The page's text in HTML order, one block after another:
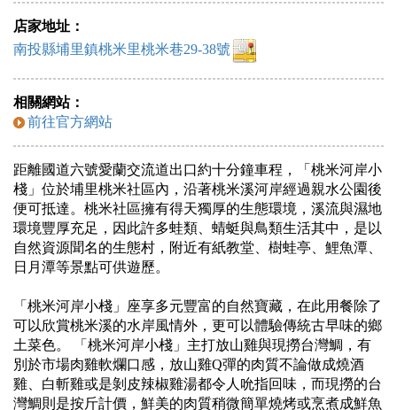
店家地址：
南投縣埔里鎮桃米里桃米巷29-38號
相關網站：
前往官方網站
距離國道六號愛蘭交流道出口約十分鐘車程，「桃米河岸小
棧」位於埔里桃米社區內，沿著桃米溪河岸經過親水公園後
便可抵達。桃米社區擁有得天獨厚的生態環境，溪流與濕地
環境豐厚充足，因此許多蛙類、蜻蜓與鳥類生活其中，是以
自然資源聞名的生態村，附近有紙教堂、樹蛙亭、鯉魚潭、
日月潭等景點可供遊歷。
「桃米河岸小棧」座享多元豐富的自然寶藏，在此用餐除了
可以欣賞桃米溪的水岸風情外，更可以體驗傳統古早味的鄉
土菜色。 「桃米河岸小棧」主打放山雞與現撈台灣鯛，有
別於市場肉雞軟爛口感，放山雞Q彈的肉質不論做成燒酒
雞、白斬雞或是剝皮辣椒雞湯都令人吮指回味，而現撈的台
灣鯛則是按斤計價，鮮美的肉質稍微簡單燒烤或烹煮成鮮魚